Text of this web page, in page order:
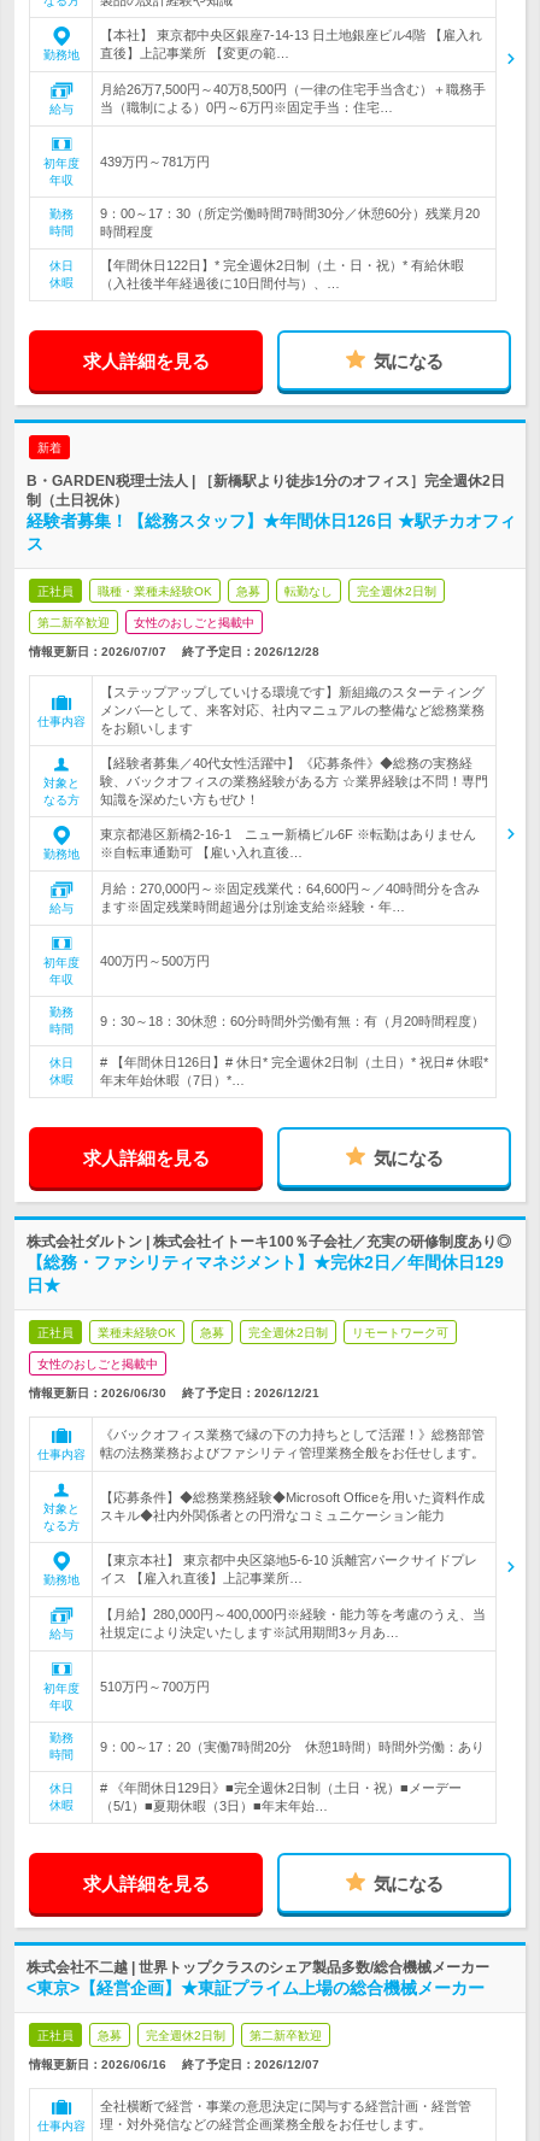
勤務地
【本社】 東京都中央区銀座7-14-13 日土地銀座ビル4階 【雇入れ
直後】上記事業所 【変更の範…
給与
月給26万7,500円～40万8,500円（一律の住宅手当含む）＋職務手
当（職制による）0円～6万円※固定手当：住宅…
初年度
年収
439万円～781万円
勤務
時間
9：00～17：30（所定労働時間7時間30分／休憩60分）残業月20
時間程度
休日
休暇
【年間休日122日】* 完全週休2日制（土・日・祝）* 有給休暇
（入社後半年経過後に10日間付与）、…
求人詳細を見る 気になる
新着
B・GARDEN税理士法人 | ［新橋駅より徒歩1分のオフィス］完全週休2日
制（土日祝休）
経験者募集！【総務スタッフ】★年間休日126日 ★駅チカオフィ
ス
正社員 職種・業種未経験OK 急募 転勤なし 完全週休2日制
第二新卒歓迎 女性のおしごと掲載中
情報更新日：2026/07/07 終了予定日： 2026/12/28
仕事内容
【ステップアップしていける環境です】新組織のスターティング
メンバ―として、来客対応、社内マニュアルの整備など総務業務
をお願いします
対象と
なる方
【経験者募集／40代女性活躍中】《応募条件》◆総務の実務経
験、バックオフィスの業務経験がある方 ☆業界経験は不問！専門
知識を深めたい方もぜひ！
勤務地
東京都港区新橋2-16-1 ニュー新橋ビル6F ※転勤はありません
※自転車通勤可 【雇い入れ直後…
給与
月給：270,000円～※固定残業代：64,600円～／40時間分を含み
ます※固定残業時間超過分は別途支給※経験・年…
初年度
年収
400万円～500万円
勤務
時間
9：30～18：30休憩：60分時間外労働有無：有（月20時間程度）
休日
休暇
# 【年間休日126日】# 休日* 完全週休2日制（土日）* 祝日# 休暇*
年末年始休暇（7日）*…
求人詳細を見る 気になる
株式会社ダルトン | 株式会社イトーキ100％子会社／充実の研修制度あり◎
【総務・ファシリティマネジメント】★完休2日／年間休日129
日★
正社員 業種未経験OK 急募 完全週休2日制 リモートワーク可
女性のおしごと掲載中
情報更新日：2026/06/30 終了予定日： 2026/12/21
仕事内容
《バックオフィス業務で縁の下の力持ちとして活躍！》総務部管
轄の法務業務およびファシリティ管理業務全般をお任せします。
対象と
なる方
【応募条件】◆総務業務経験◆Microsoft Officeを用いた資料作成
スキル◆社内外関係者との円滑なコミュニケーション能力
勤務地
【東京本社】 東京都中央区築地5-6-10 浜離宮パークサイドプレ
イス 【雇入れ直後】上記事業所…
給与
【月給】280,000円～400,000円※経験・能力等を考慮のうえ、当
社規定により決定いたします※試用期間3ヶ月あ…
初年度
年収
510万円～700万円
勤務
時間
9：00～17：20（実働7時間20分 休憩1時間）時間外労働：あり
休日
休暇
# 《年間休日129日》■完全週休2日制（土日・祝）■メーデー
（5/1）■夏期休暇（3日）■年末年始…
求人詳細を見る 気になる
株式会社不二越 | 世界トップクラスのシェア製品多数/総合機械メーカー
<東京>【経営企画】★東証プライム上場の総合機械メーカー
正社員 急募 完全週休2日制 第二新卒歓迎
情報更新日：2026/06/16 終了予定日： 2026/12/07
仕事内容
全社横断で経営・事業の意思決定に関与する経営計画・経営管
理・対外発信などの経営企画業務全般をお任せします。